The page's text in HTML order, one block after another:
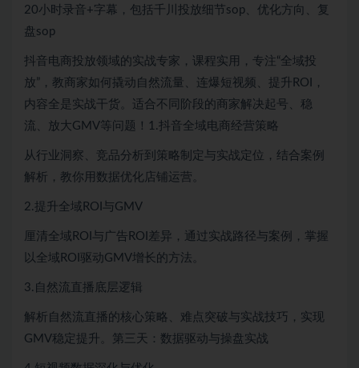
20小时录音+字幕，包括千川投放细节sop、优化方向、复
盘sop
抖音电商投放领域的实战专家，课程实用，专注“全域投
放”，教商家如何撬动自然流量、连爆短视频、提升ROI，
内容全是实战干货。适合不同阶段的商家解决起号、稳
流、放大GMV等问题！1.抖音全域电商经营策略
从行业洞察、竞品分析到策略制定与实战定位，结合案例
解析，教你用数据优化店铺运营。
2.提升全域ROI与GMV
厘清全域ROI与广告ROI差异，通过实战路径与案例，掌握
以全域ROI驱动GMV增长的方法。
3.自然流直播底层逻辑
解析自然流直播的核心策略、难点突破与实战技巧，实现
GMV稳定提升。第三天：数据驱动与操盘实战